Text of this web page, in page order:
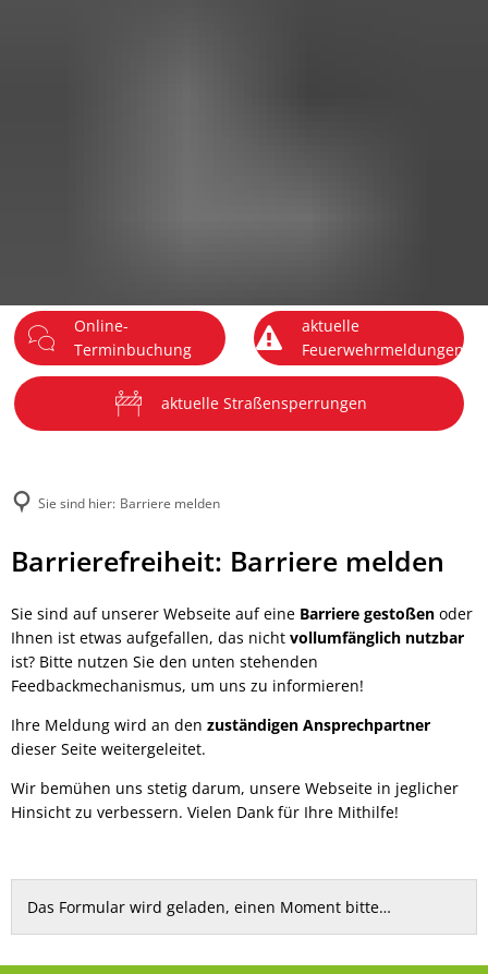
Online-
Terminbuchung
aktuelle
Feuerwehrmeldungen
aktuelle Straßensperrungen
Sie sind hier: Barriere melden
Barriere
melden
Barrierefreiheit: Barriere melden
Sie sind auf unserer Webseite auf eine Barriere gestoßen oder
Ihnen ist etwas aufgefallen, das nicht vollumfänglich nutzbar
ist? Bitte nutzen Sie den unten stehenden
Feedbackmechanismus, um uns zu informieren!
Ihre Meldung wird an den zuständigen Ansprechpartner
dieser Seite weitergeleitet.
Wir bemühen uns stetig darum, unsere Webseite in jeglicher
Hinsicht zu verbessern. Vielen Dank für Ihre Mithilfe!
Das Formular wird geladen, einen Moment bitte…